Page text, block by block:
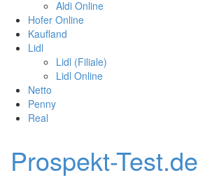
Aldi Online
Hofer Online
Kaufland
Lidl
Lidl (Filiale)
Lidl Online
Netto
Penny
Real
Prospekt-Test.de